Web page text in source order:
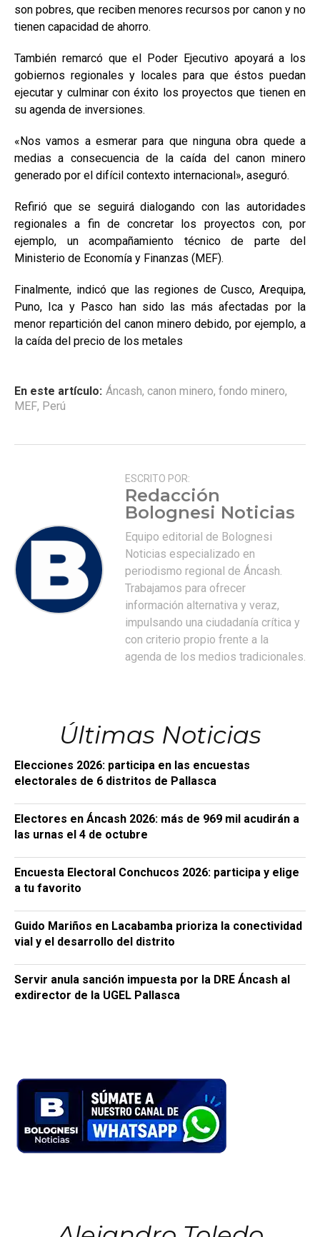
son pobres, que reciben menores recursos por canon y no
tienen capacidad de ahorro.
También remarcó que el Poder Ejecutivo apoyará a los
gobiernos regionales y locales para que éstos puedan
ejecutar y culminar con éxito los proyectos que tienen en
su agenda de inversiones.
«Nos vamos a esmerar para que ninguna obra quede a
medias a consecuencia de la caída del canon minero
generado por el difícil contexto internacional», aseguró.
Refirió que se seguirá dialogando con las autoridades
regionales a fin de concretar los proyectos con, por
ejemplo, un acompañamiento técnico de parte del
Ministerio de Economía y Finanzas (MEF).
Finalmente, indicó que las regiones de Cusco, Arequipa,
Puno, Ica y Pasco han sido las más afectadas por la
menor repartición del canon minero debido, por ejemplo, a
la caída del precio de los metales
En este artículo: Áncash, canon minero, fondo minero,
MEF, Perú
ESCRITO POR:
Redacción
Bolognesi Noticias
Equipo editorial de Bolognesi
Noticias especializado en
periodismo regional de Áncash.
Trabajamos para ofrecer
información alternativa y veraz,
impulsando una ciudadanía crítica y
con criterio propio frente a la
agenda de los medios tradicionales.
Últimas Noticias
Elecciones 2026: participa en las encuestas
electorales de 6 distritos de Pallasca
Electores en Áncash 2026: más de 969 mil acudirán a
las urnas el 4 de octubre
Encuesta Electoral Conchucos 2026: participa y elige
a tu favorito
Guido Mariños en Lacabamba prioriza la conectividad
vial y el desarrollo del distrito
Servir anula sanción impuesta por la DRE Áncash al
exdirector de la UGEL Pallasca